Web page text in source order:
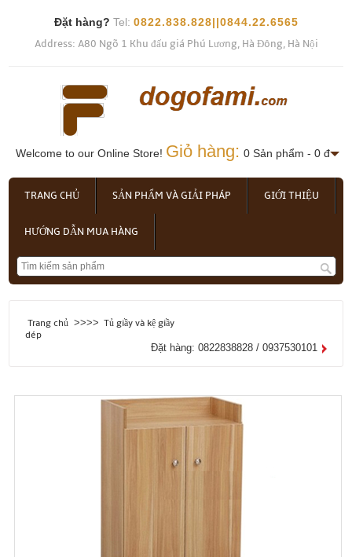
Đặt hàng? Tel: 0822.838.828||0844.22.6565
Address: A80 Ngõ 1 Khu đấu giá Phú Lương, Hà Đông, Hà Nội
Welcome to our Online Store! Giỏ hàng: 0 Sản phẩm - 0 đ
TRANG CHỦ SẢN PHẨM VÀ GIẢI PHÁP GIỚI THIỆU
HƯỚNG DẪN MUA HÀNG
Trang chủ >>>> Tủ giầy và kệ giầy
dép
Đặt hàng: 0822838828 / 0937530101